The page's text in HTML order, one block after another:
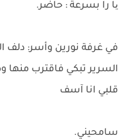
یا را بسرعة : حاضر.
في غرفة نورين وأسر: دلف
السرير تبكي فاقترب
قلبي انا آسف
سامحيني.